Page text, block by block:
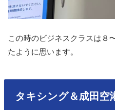
この時のビジネスクラスは８
たように思います。
タキシング＆成田空